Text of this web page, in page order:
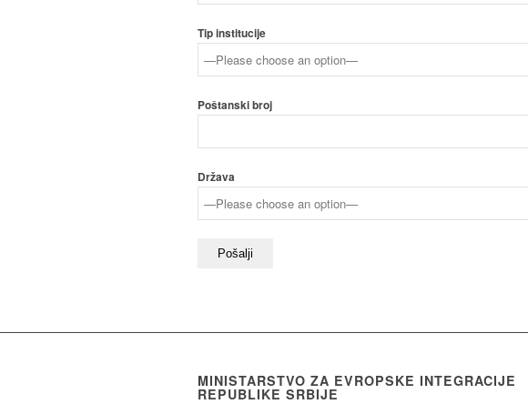
Tip institucije
Poštanski broj
Država
MINISTARSTVO ZA EVROPSKE INTEGRACIJE
REPUBLIKE SRBIJE